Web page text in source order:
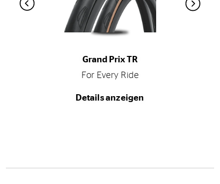
Grand Prix TR
For Every Ride
Details anzeigen